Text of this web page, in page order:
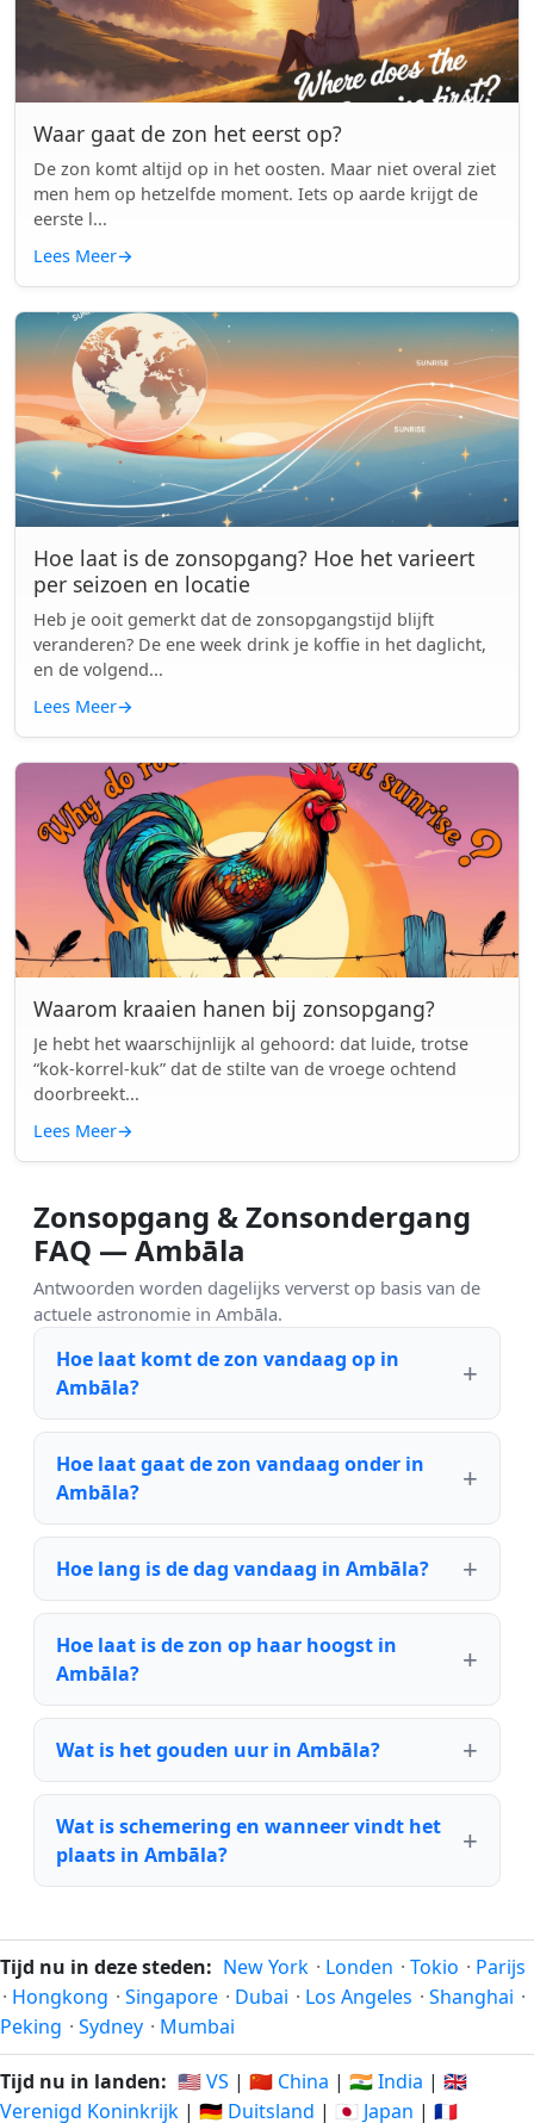
Waar gaat de zon het eerst op?
De zon komt altijd op in het oosten. Maar niet overal ziet
men hem op hetzelfde moment. Iets op aarde krijgt de
eerste l...
Lees Meer→
Hoe laat is de zonsopgang? Hoe het varieert
per seizoen en locatie
Heb je ooit gemerkt dat de zonsopgangstijd blijft
veranderen? De ene week drink je koffie in het daglicht,
en de volgend...
Lees Meer→
Waarom kraaien hanen bij zonsopgang?
Je hebt het waarschijnlijk al gehoord: dat luide, trotse
“kok-korrel-kuk” dat de stilte van de vroege ochtend
doorbreekt...
Lees Meer→
Zonsopgang & Zonsondergang
FAQ — Ambāla
Antwoorden worden dagelijks ververst op basis van de
actuele astronomie in Ambāla.
Hoe laat komt de zon vandaag op in
Ambāla?
Hoe laat gaat de zon vandaag onder in
Ambāla?
Hoe lang is de dag vandaag in Ambāla?
Hoe laat is de zon op haar hoogst in
Ambāla?
Wat is het gouden uur in Ambāla?
Wat is schemering en wanneer vindt het
plaats in Ambāla?
Tijd nu in deze steden: New York · Londen · Tokio · Parijs
· Hongkong · Singapore · Dubai · Los Angeles · Shanghai ·
Peking · Sydney · Mumbai
Tijd nu in landen: 🇺🇸 VS | 🇨🇳 China | 🇮🇳 India | 🇬🇧
Verenigd Koninkrijk | 🇩🇪 Duitsland | 🇯🇵 Japan | 🇫🇷